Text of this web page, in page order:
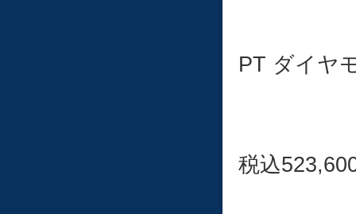
PT ダイヤ
税込